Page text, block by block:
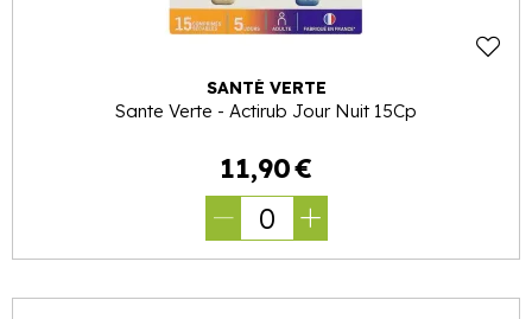
SANTÉ VERTE
Sante Verte - Actirub Jour Nuit 15Cp
11,90€
0